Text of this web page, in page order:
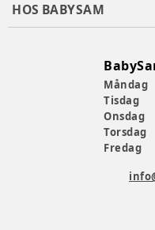
HOS BABYSAM
Måndag
Tisdag
Onsdag
Torsdag
Fredag